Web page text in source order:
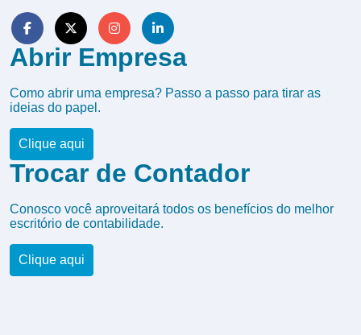
Abrir Empresa
Como abrir uma empresa? Passo a passo para tirar as
ideias do papel.
Clique aqui
Trocar de Contador
Conosco você aproveitará todos os benefícios do melhor
escritório de contabilidade.
Clique aqui